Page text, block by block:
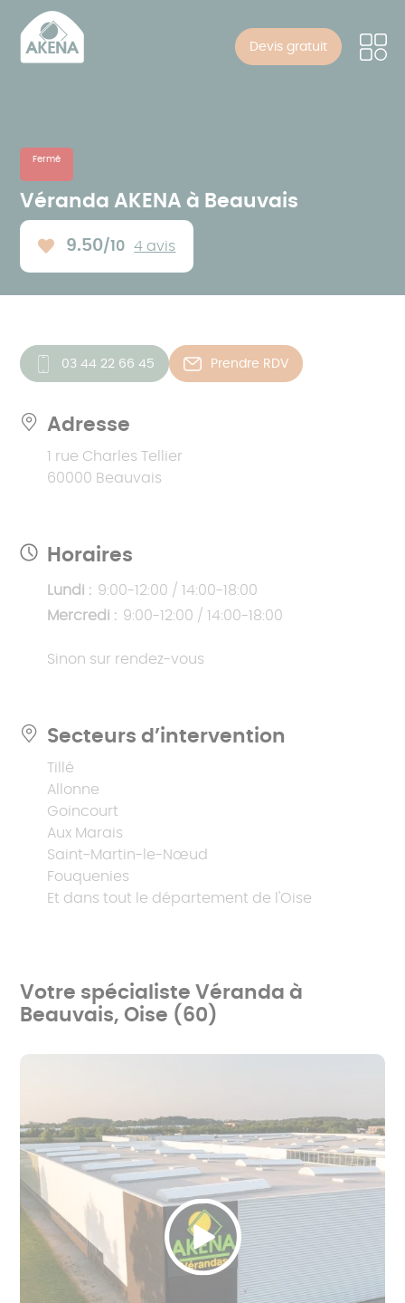
contenu
Devis gratuit
Fermé
Véranda AKENA à Beauvais
Note moyenne :
9.50/10 4 avis
03 44 22 66 45 Prendre RDV
Adresse
1 rue Charles Tellier
60000 Beauvais
Horaires
Lundi : 9:00-12:00 / 14:00-18:00
Mercredi : 9:00-12:00 / 14:00-18:00
Sinon sur rendez-vous
Secteurs d’intervention
Tillé
Allonne
Goincourt
Aux Marais
Saint-Martin-le-Nœud
Fouquenies
Et dans tout le département de l'Oise
Votre spécialiste Véranda à
Beauvais, Oise (60)